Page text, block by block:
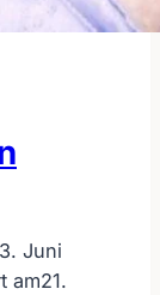
Juni
am21.